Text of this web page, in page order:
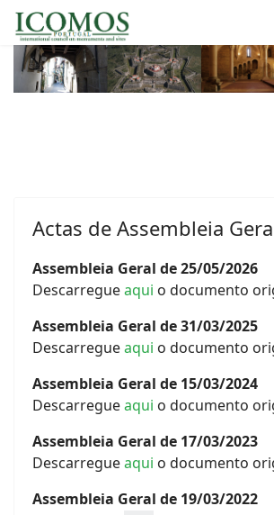
Actas de Assembleia
Assembleia Geral de 25/05/2026
Descarregueaqui o documento
Assembleia Geral de 31/03/2025
Descarregueaqui o documento
Assembleia Geral de 15/03/2024
Descarregueaqui o documento
Assembleia Geral de 17/03/2023
Descarregueaqui o documento
Assembleia Geral de 19/03/2022